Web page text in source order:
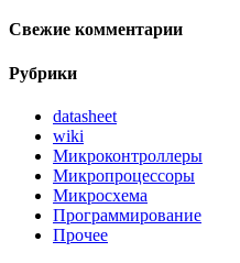
Свежие комментарии
Рубрики
datasheet
wiki
Микроконтроллеры
Микропроцессоры
Микросхема
Программирование
Прочее